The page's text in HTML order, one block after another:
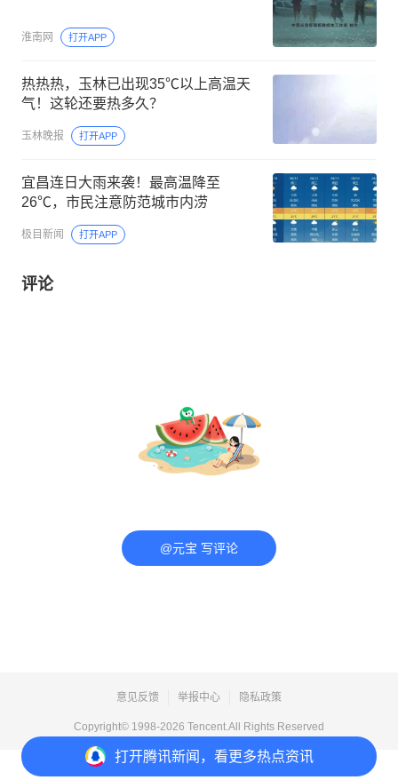
打开腾讯新闻，看更多热点资讯
淮南网 打开APP
热热热，玉林已出现35℃以上高温天
气！这轮还要热多久？
玉林晚报 打开APP
宜昌连日大雨来袭！最高温降至
26℃，市民注意防范城市内涝
极目新闻 打开APP
评论
@元宝 写评论
意见反馈 举报中心 隐私政策
Copyright© 1998-2026 Tencent.All Rights Reserved